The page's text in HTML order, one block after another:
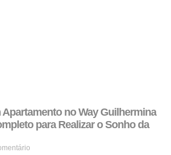
no Way Guilhermina
para Realizar o Sonho da